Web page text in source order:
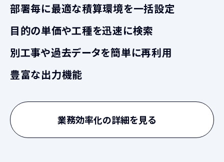
部署毎に最適な積算環境を一括設定
目的の単価や工種を迅速に検索
別工事や過去データを簡単に再利用
豊富な出力機能
業務効率化の詳細を見る